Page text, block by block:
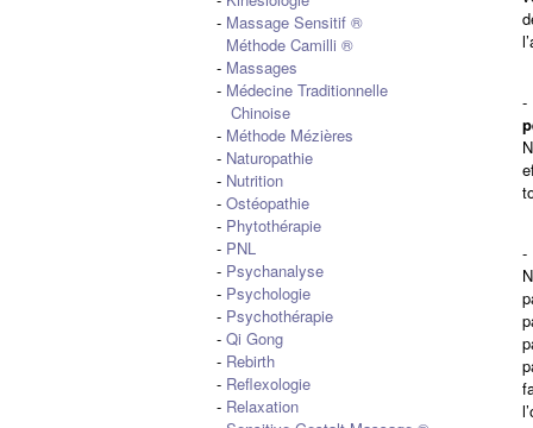
- Massage Sensitif ®
Méthode Camilli ®
- Massages
- Médecine Traditionnelle
Chinoise
- Méthode Mézières
- Naturopathie
- Nutrition
- Ostéopathie
- Phytothérapie
- PNL
- Psychanalyse
- Psychologie
- Psychothérapie
- Qi Gong
- Rebirth
- Reflexologie
- Relaxation